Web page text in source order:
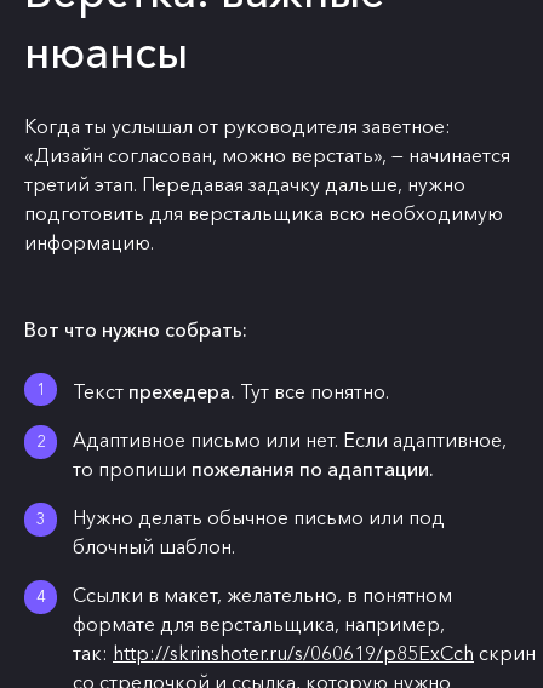
нюансы
Когда ты услышал от руководителя заветное:
«Дизайн согласован, можно верстать», — начинается
третий этап. Передавая задачку дальше, нужно
подготовить для верстальщика всю необходимую
информацию.
Вот что нужно собрать:
Текст прехедера. Тут все понятно.
Адаптивное письмо или нет. Если адаптивное,
то пропиши пожелания по адаптации.
Нужно делать обычное письмо или под
блочный шаблон.
Ссылки в макет, желательно, в понятном
формате для верстальщика, например,
так: http://skrinshoter.ru/s/060619/p85ExCch скрин
со стрелочкой и ссылка, которую нужно